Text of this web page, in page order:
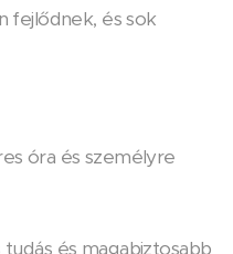
fejlődnek, és sok
óra és személyre
és magabiztosabb